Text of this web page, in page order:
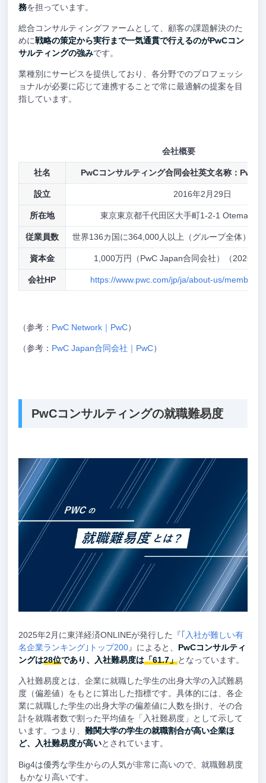
務を担っています。
総合コンサルティングファームとして、顧客の課題解決のた
めに戦略の策定から実行まで一気通貫で行えるのがPwCコン
サルティングの強みです。
業種別にサービスを提供しており、各分野でのプロフェッシ
ョナルが必要に応じて連携することで常に最適解の提案を目
指しています。
会社概要
社名 PwCコンサルティング合同会社英文名称：PwC
設立 2016年2月29日
所在地 東京東京都千代田区大手町1-2-1 Otemachi
従業員数 世界136カ国に364,000人以上（グループ全体）（
資本金 1,000万円（PwC Japan合同会社）（2026年
会社HP https://www.pwc.com/jp/ja/about-us/member/
（参考： PwC Network｜PwC）
（参考： PwC Japan合同会社｜PwC）
PwCコンサルティングの就職難易度
2025年2月に東洋経済ONLINEが発行した『 ｢入社が難しい有
名企業ランキング｣トップ200』によると、 PwCコンサルティ
ングは28位であり、入社難易度は「61.7」となっています。
入社難易度とは、企業に就職した学生の出身大学の入試難易
度（偏差値）をもとに算出した指標です。具体的には、各企
業に就職した学生の出身大学の偏差値に人数を掛け、その合
計を就職者数で割った平均値を「入社難易度」として示して
います。つまり、 難関大学の学生の就職割合が高い企業ほ
ど、入社難易度が高いとされています。
Big4は優秀な学生からの人気が非常に高いので、就職難易度
もかなり高いです。